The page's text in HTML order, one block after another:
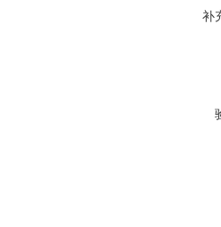
补